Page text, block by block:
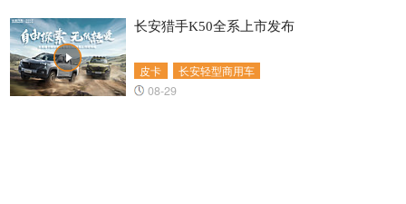
皮卡 长安轻型商用车
长安猎手K50全系上市发布
08-29